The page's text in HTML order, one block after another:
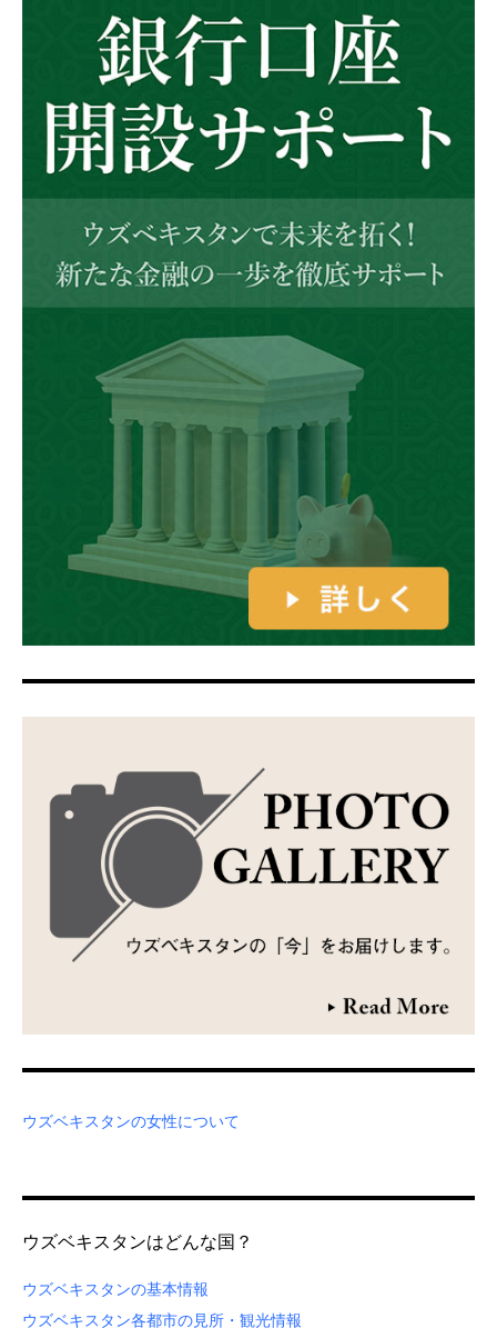
ウズベキスタンの女性について
ウズベキスタンはどんな国？
ウズベキスタンの基本情報
ウズベキスタン各都市の見所・観光情報